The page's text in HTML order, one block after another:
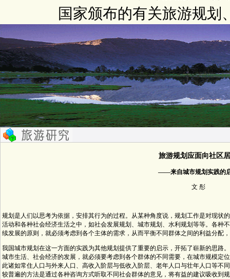
国家颁布的有关旅游规划
旅游规划应面向社区
——来自城市规划实践的
文 彤
规划是人们以思考为依据，安排其行为的过程。从某种角度说，规划工作是对现状
活动和各种社会经济生活之中，如社会发展规划、城市规划、水利规划等等。各种
续发展的原则，就必须考虑到各个主体的需求，从而平衡不同群体之间的利益分配
我国城市规划在这一方面的实践为其他规划提供了重要的启示，开拓了崭新的思路
城市生活、社会经济的发展，就必须要考虑到各个群体的不同需要，在城市规模定
此诸如常住人口与外来人口、高收入阶层与低收入阶层、老年人口与壮年人口等不
较普遍的方法是通过各种咨询方式听取不同社会群体的意见，将有益的建议吸收到